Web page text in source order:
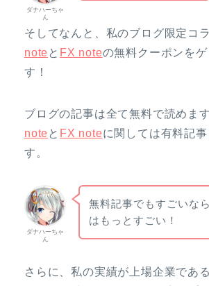
ダナハーちゃ
ん
そしてなんと、私のブログ限定コ
note と FX noteの無料クーポンをゲ
す！
ブログの記事は全て無料で読めま
note と FX noteに関しては有料記
す。
ダナハーちゃ
ん
無料記事でもすごいな
はもっとすごい！
さらに、私の実績が上場企業であ